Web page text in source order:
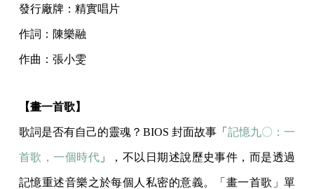
發行廠牌：精實唱片
作詞：陳樂融
作曲：張小雯
【畫一首歌】
歌詞是否有自己的靈魂？BIOS 封面故事「 記憶九〇：一
首歌，一個時代 」，不以日期述說歷史事件，而是透過
記憶重述音樂之於每個人私密的意義。「畫一首歌」單